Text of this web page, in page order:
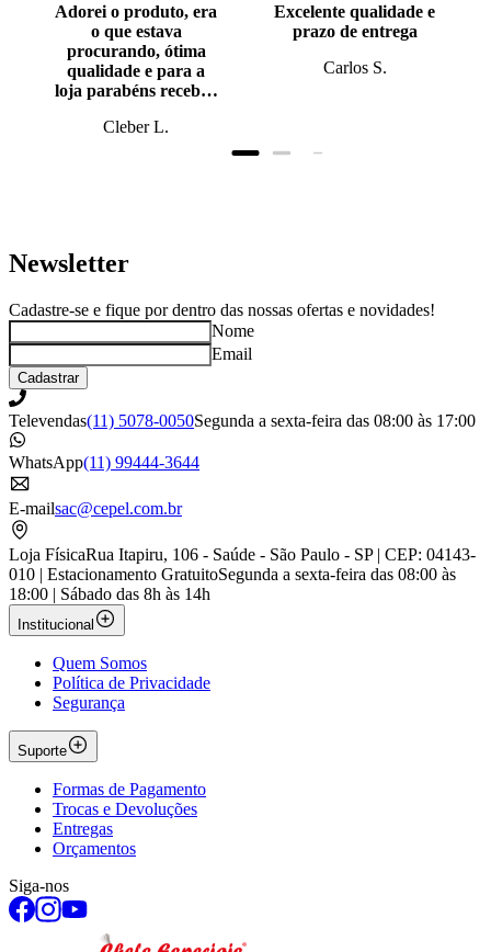
Adorei o produto, era
o que estava
procurando, ótima
qualidade e para a
loja parabéns recebi o
prazo, super bem
Cleber L.
Excelente qualidade e
prazo de entrega
Carlos S.
Newsletter
Cadastre-se e fique por dentro das nossas ofertas e novidades!
Nome
Email
Cadastrar
Televendas(11) 5078-0050Segunda a sexta-feira das 08:00 às 17:00
WhatsApp(11) 99444-3644
E-mailsac@cepel.com.br
Loja FísicaRua Itapiru, 106 - Saúde - São Paulo - SP | CEP: 04143-
010 | Estacionamento GratuitoSegunda a sexta-feira das 08:00 às
18:00 | Sábado das 8h às 14h
Institucional
Quem Somos
Política de Privacidade
Segurança
Suporte
Formas de Pagamento
Trocas e Devoluções
Entregas
Orçamentos
Siga-nos